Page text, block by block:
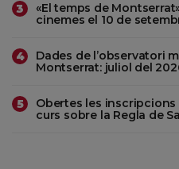
3
«El temps de
cinemes el 10 de
4
Dades de l’observatori
Montserrat: juliol del
5
Obertes les inscripcions
curs sobre la Regla de